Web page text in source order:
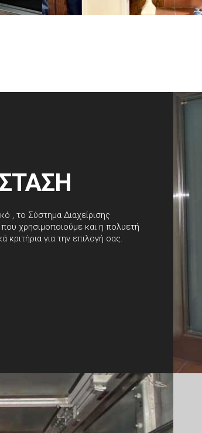
, το Σύστημα Διαχείρισης
χρησιμοποιούμε και η πολυετή
κριτήρια για την επιλογή σας.